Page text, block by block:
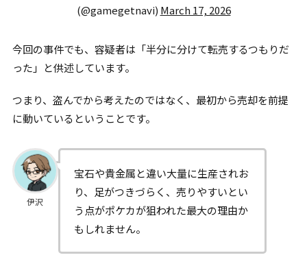
(@gamegetnavi) March 17, 2026
今回の事件でも、容疑者は「半分に分けて転売するつもりだ
った」と供述しています。
つまり、盗んでから考えたのではなく、最初から売却を前提
に動いているということです。
伊沢
宝石や貴金属と違い大量に生産されお
り、足がつきづらく、売りやすいとい
う点がポケカが狙われた最大の理由か
もしれません。